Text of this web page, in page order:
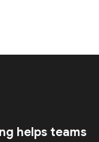
helps teams